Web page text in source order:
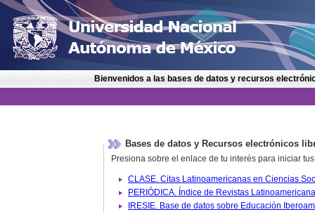
Bienvenidos a las bases de datos y recursos
Bases de datos y Recursos electrónicos
Presiona sobre el enlace de tu interés para iniciar
IRESIE. Base de datos